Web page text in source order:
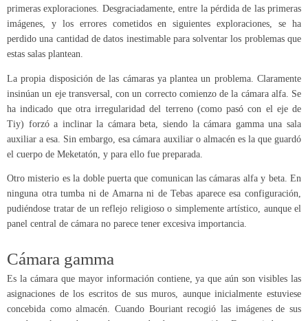
primeras exploraciones. Desgraciadamente, entre la pérdida de las primeras
imágenes, y los errores cometidos en siguientes exploraciones, se ha
perdido una cantidad de datos inestimable para solventar los problemas que
estas salas plantean.
La propia disposición de las cámaras ya plantea un problema. Claramente
insinúan un eje transversal, con un correcto comienzo de la cámara alfa. Se
ha indicado que otra irregularidad del terreno (como pasó con el eje de
Tiy) forzó a inclinar la cámara beta, siendo la cámara gamma una sala
auxiliar a esa. Sin embargo, esa cámara auxiliar o almacén es la que guardó
el cuerpo de Meketatón, y para ello fue preparada.
Otro misterio es la doble puerta que comunican las cámaras alfa y beta. En
ninguna otra tumba ni de Amarna ni de Tebas aparece esa configuración,
pudiéndose tratar de un reflejo religioso o simplemente artístico, aunque el
panel central de cámara no parece tener excesiva importancia.
Cámara gamma
Es la cámara que mayor información contiene, ya que aún son visibles las
asignaciones de los escritos de sus muros, aunque inicialmente estuviese
concebida como almacén. Cuando Bouriant recogió las imágenes de sus